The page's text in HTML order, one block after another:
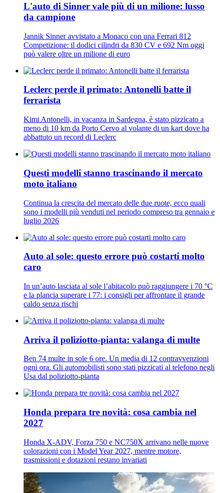
L'auto di Sinner vale più di un milione: lusso
da campione
Jannik Sinner avvistato a Monaco con una Ferrari 812
Competizione: il dodici cilindri da 830 CV e 692 Nm oggi
può valere oltre un milione di euro
Leclerc perde il primato: Antonelli batte il
ferrarista
Kimi Antonelli, in vacanza in Sardegna, è stato pizzicato a
meno di 10 km da Porto Cervo al volante di un kart dove ha
abbattuto un record di Leclerc
Questi modelli stanno trascinando il mercato
moto italiano
Continua la crescita del mercato delle due ruote, ecco quali
sono i modelli più venduti nel periodo compreso tra gennaio e
luglio 2026
Auto al sole: questo errore può costarti molto
caro
In un’auto lasciata al sole l’abitacolo può raggiungere i 70 °C
e la plancia superare i 77: i consigli per affrontare il grande
caldo senza rischi
Arriva il poliziotto-pianta: valanga di multe
Ben 74 multe in sole 6 ore. Un media di 12 contravvenzioni
ogni ora. Gli automobilisti sono stati pizzicati al telefono negli
Usa dal poliziotto-pianta
Honda prepara tre novità: cosa cambia nel
2027
Honda X-ADV, Forza 750 e NC750X arrivano nelle nuove
colorazioni con i Model Year 2027, mentre motore,
trasmissioni e dotazioni restano invariati